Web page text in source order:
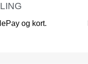
og kort.